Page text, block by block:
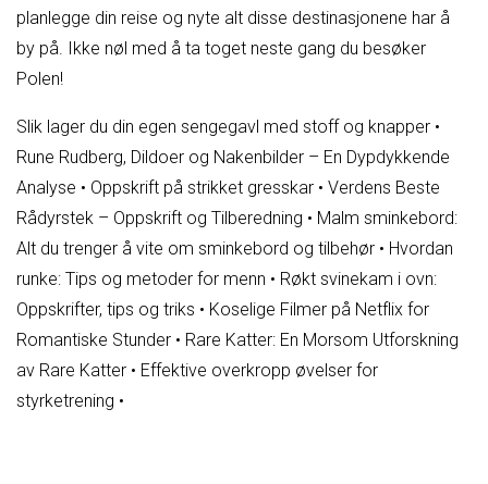
planlegge din reise og nyte alt disse destinasjonene har å
by på. Ikke nøl med å ta toget neste gang du besøker
Polen!
Slik lager du din egen sengegavl med stoff og knapper •
Rune Rudberg, Dildoer og Nakenbilder – En Dypdykkende
Analyse • Oppskrift på strikket gresskar • Verdens Beste
Rådyrstek – Oppskrift og Tilberedning • Malm sminkebord:
Alt du trenger å vite om sminkebord og tilbehør • Hvordan
runke: Tips og metoder for menn • Røkt svinekam i ovn:
Oppskrifter, tips og triks • Koselige Filmer på Netflix for
Romantiske Stunder • Rare Katter: En Morsom Utforskning
av Rare Katter • Effektive overkropp øvelser for
styrketrening •